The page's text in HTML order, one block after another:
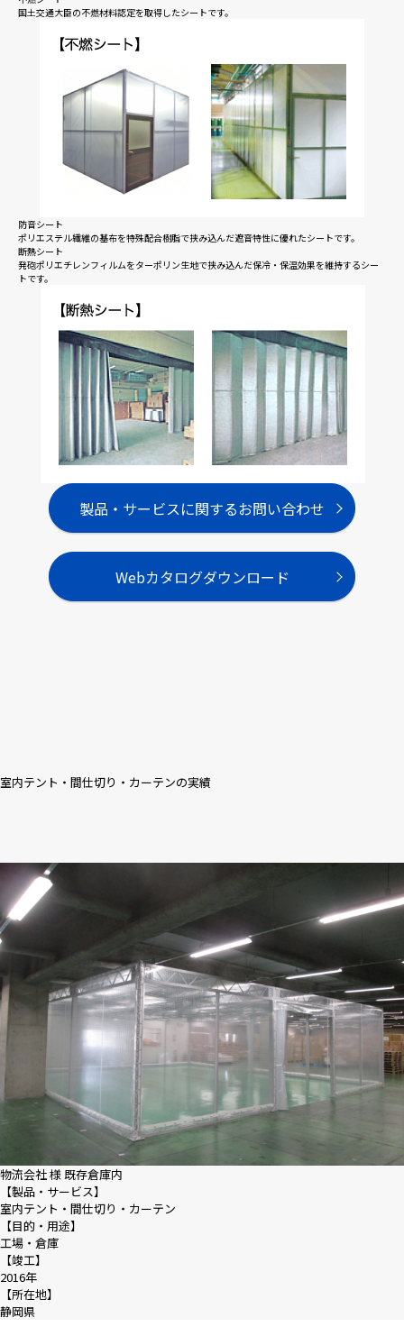
国土交通大臣の不燃材料認定を取得したシートです。
防音シート
ポリエステル繊維の基布を特殊配合樹脂で挟み込んだ遮音特性に優れたシートです。
断熱シート
発砲ポリエチレンフィルムをターポリン生地で挟み込んだ保冷・保温効果を維持するシー
トです。
製品・サービスに関するお問い合わせ
Webカタログダウンロード
室内テント・間仕切り・カーテンの実績
物流会社 様 既存倉庫内
【製品・サービス】
室内テント・間仕切り・カーテン
【目的・用途】
工場・倉庫
【竣工】
2016年
【所在地】
静岡県